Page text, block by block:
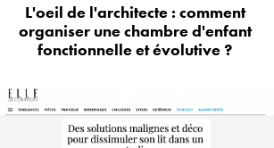
L'oeil de l'architecte : comment
organiser une chambre d'enfant
fonctionnelle et évolutive ?